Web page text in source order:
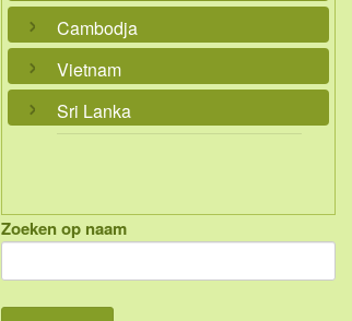
Cambodja
Vietnam
Sri Lanka
Zoeken op naam